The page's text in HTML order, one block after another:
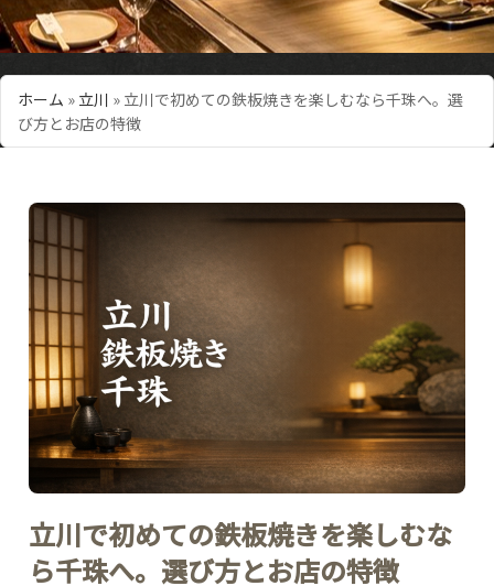
ホーム » 立川 » 立川で初めての鉄板焼きを楽しむなら千珠へ。選
び方とお店の特徴
立川で初めての鉄板焼きを楽しむな
ら千珠へ。選び方とお店の特徴